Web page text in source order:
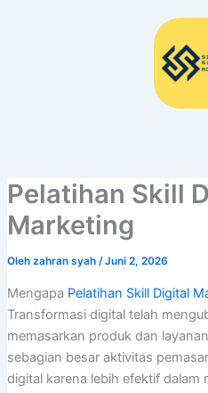
Pelatihan Skill
Marketing
Oleh zahran syah /Juni 2, 2026
Mengapa Pelatihan Skill Digital
Transformasi digital telah
memasarkan produk dan
sebagian besar aktivitas
digital karena lebih efektif dalam